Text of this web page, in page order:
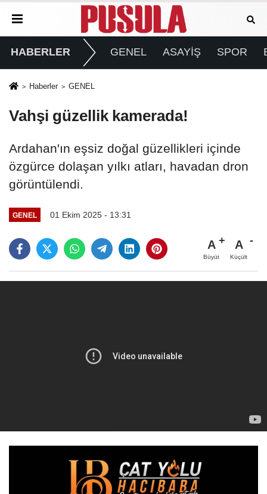
HABERLER GENEL ASAYİŞ SPOR
Haberler GENEL
Vahşi güzellik kamerada!
Ardahan'ın eşsiz doğal güzellikleri içinde
özgürce dolaşan yılkı atları, havadan dron
görüntülendi.
GENEL 01 Ekim 2025 - 13:31
A
Büyüt
A
Küçült